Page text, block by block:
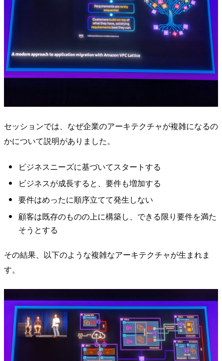
セッションでは、なぜ企業のアーキテクチャが複雑になるの
かについて説明がありました。
ビジネスニーズに基づいてスタートする
ビジネスが成長すると、要件も増加する
要件はめったに順序立てて発生しない
顧客は既存のものの上に構築し、できる限り要件を満た
そうとする
その結果、以下のような複雑なアーキテクチャが生まれま
す。